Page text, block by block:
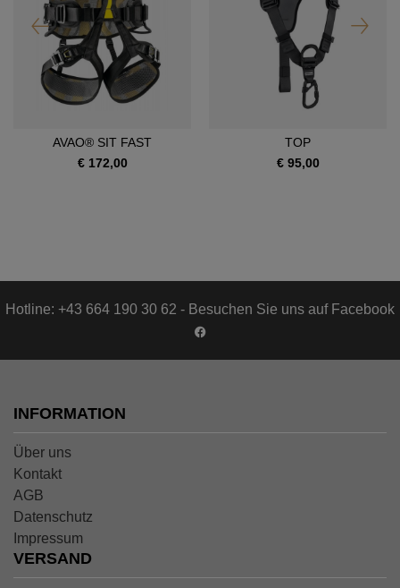
AVAO® SIT FAST
€ 172,00
TOP
€ 95,00
Hotline: +43 664 190 30 62 - Besuchen Sie uns auf Facebook
INFORMATION
Über uns
Kontakt
AGB
Datenschutz
Impressum
VERSAND